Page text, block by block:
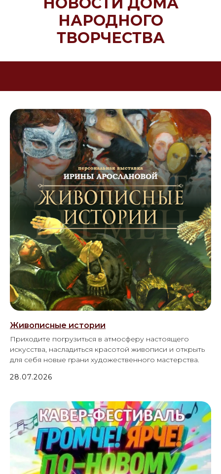
НАРОДНОГО
ТВОРЧЕСТВА
Живописные истории
Приходите погрузиться в атмосферу настоящего
искусства, насладиться красотой живописи и открыть
для себя новые грани художественного мастерства.
28.07.2026